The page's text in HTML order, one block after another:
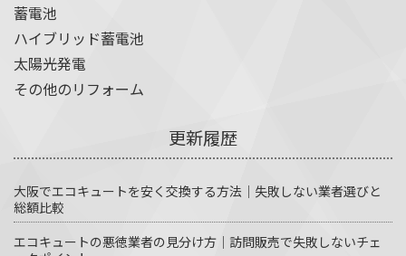
蓄電池
ハイブリッド蓄電池
太陽光発電
その他のリフォーム
更新履歴
大阪でエコキュートを安く交換する方法｜失敗しない業者選びと
総額比較
エコキュートの悪徳業者の見分け方｜訪問販売で失敗しないチェ